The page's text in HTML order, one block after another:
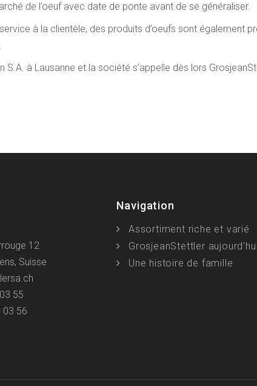
de l’oeuf avec date de ponte avant de se généraliser.
à la clientèle, des produits d’oeufs sont également
S.A. à Lausanne et la société s’appelle dès lors
12
Suisse
55
03 56
Navigation
Assortiment riche et varié
GrosjeanStettler
Une histoire de famille